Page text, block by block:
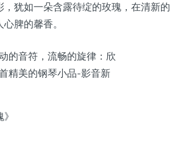
，犹如一朵含露待绽的玫瑰，在清新的
脾的馨香。